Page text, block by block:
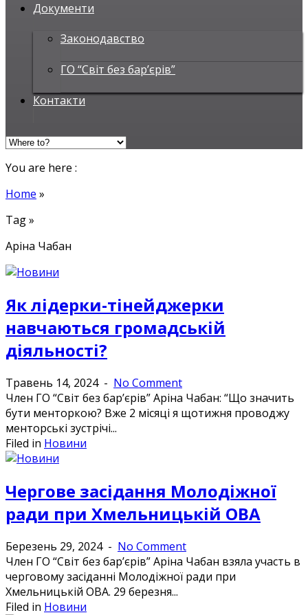
Документи
Законодавство
ГО “Світ без бар’єрів”
Контакти
You are here :
Home »
Tag »
Аріна Чабан
Як лідерки-тінейджерки
навчаються громадській
діяльності?
Травень 14, 2024- No Comment
Член ГО “Світ без бар’єрів” Аріна Чабан: “Що значить
бути менторкою? Вже 2 місяці я щотижня проводжу
менторські зустрічі...
Filed in Новини
Чергове засідання Молодіжної
ради при Хмельницькій ОВА
Березень 29, 2024- No Comment
Член ГО “Світ без бар’єрів” Аріна Чабан взяла участь в
черговому засіданні Молодіжної ради при
Хмельницькій ОВА. 29 березня...
Filed in Новини